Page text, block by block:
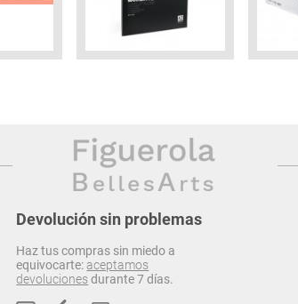
Devolución sin problemas
Haz tus compras sin miedo a
equivocarte:aceptamos
devolucionesdurante 7 días.